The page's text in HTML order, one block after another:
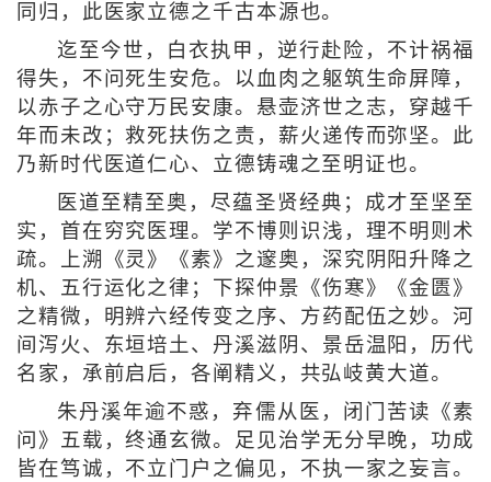
同归，此医家立德之千古本源也。
迄至今世，白衣执甲，逆行赴险，不计祸福
得失，不问死生安危。以血肉之躯筑生命屏障，
以赤子之心守万民安康。悬壶济世之志，穿越千
年而未改；救死扶伤之责，薪火递传而弥坚。此
乃新时代医道仁心、立德铸魂之至明证也。
医道至精至奥，尽蕴圣贤经典；成才至坚至
实，首在穷究医理。学不博则识浅，理不明则术
疏。上溯《灵》《素》之邃奥，深究阴阳升降之
机、五行运化之律；下探仲景《伤寒》《金匮》
之精微，明辨六经传变之序、方药配伍之妙。河
间泻火、东垣培土、丹溪滋阴、景岳温阳，历代
名家，承前启后，各阐精义，共弘岐黄大道。
朱丹溪年逾不惑，弃儒从医，闭门苦读《素
问》五载，终通玄微。足见治学无分早晚，功成
皆在笃诚，不立门户之偏见，不执一家之妄言。